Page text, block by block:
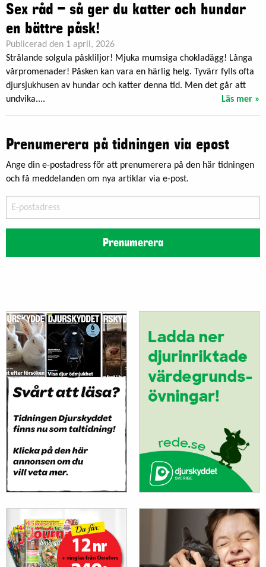
Sex råd – så ger du katter och hundar
en bättre påsk!
Publicerad den 1 april, 2026
Strålande solgula påskliljor! Mjuka mumsiga chokladägg! Långa
vårpromenader! Påsken kan vara en härlig helg. Tyvärr fylls ofta
djursjukhusen av hundar och katter denna tid. Men det går att
undvika....
Läs mer »
Prenumerera på tidningen via epost
Ange din e-postadress för att prenumerera på den här tidningen
och få meddelanden om nya artiklar via e-post.
postadress
Prenumerera